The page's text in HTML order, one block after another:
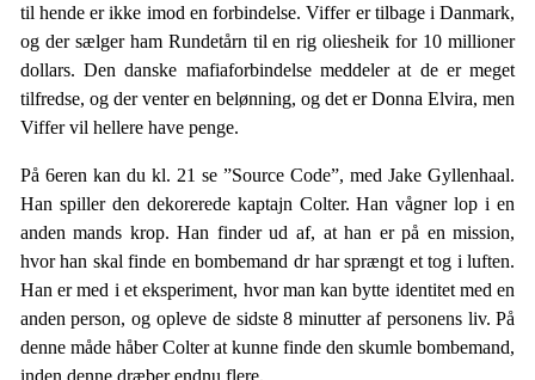
til hende er ikke imod en forbindelse. Viffer er tilbage i Danmark,
og der sælger ham Rundetårn til en rig oliesheik for 10 millioner
dollars. Den danske mafiaforbindelse meddeler at de er meget
tilfredse, og der venter en belønning, og det er Donna Elvira, men
Viffer vil hellere have penge.
På 6eren kan du kl. 21 se ”Source Code”, med Jake Gyllenhaal.
Han spiller den dekorerede kaptajn Colter. Han vågner lop i en
anden mands krop. Han finder ud af, at han er på en mission,
hvor han skal finde en bombemand dr har sprængt et tog i luften.
Han er med i et eksperiment, hvor man kan bytte identitet med en
anden person, og opleve de sidste 8 minutter af personens liv. På
denne måde håber Colter at kunne finde den skumle bombemand,
inden denne dræber endnu flere.